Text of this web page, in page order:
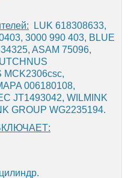
LUK 618308633,
3000 990 403, BLUE
ASAM 75096,
MCK2306csc,
006180108,
JT1493042, WILMINK
GROUP WG2235194.